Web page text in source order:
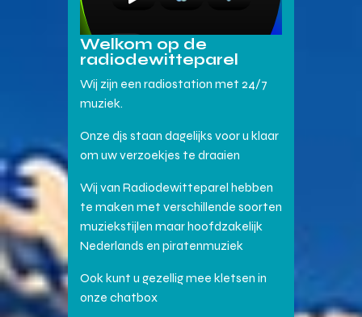
Welkom op de
radiodewitteparel
Wij zijn een radiostation met 24/7
muziek.
Onze djs staan dagelijks voor u klaar
om uw verzoekjes te draaien
Wij van Radiodewitteparel hebben
te maken met verschillende soorten
muziekstijlen maar hoofdzakelijk
Nederlands en piratenmuziek
Ook kunt u gezellig mee kletsen in
onze chatbox